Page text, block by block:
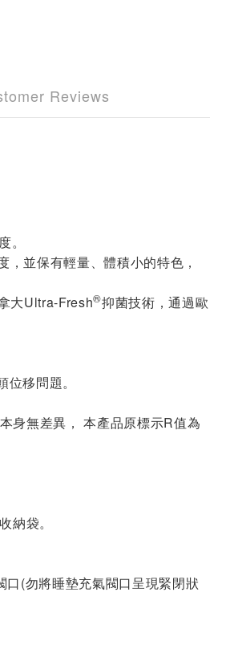
Reviews
並保有輕量、體積小的特色，
大Ultra-Fresh®抑菌技術，通過歐
移問題。
身無差異， 本產品原標示R值為
納袋。
(勿將睡墊充氣閥口呈現緊閉狀